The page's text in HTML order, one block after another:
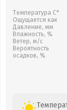
Температура С°
Ощущается как
Давление, мм
Влажность, %
Ветер, м/с
Вероятность
осадков, %